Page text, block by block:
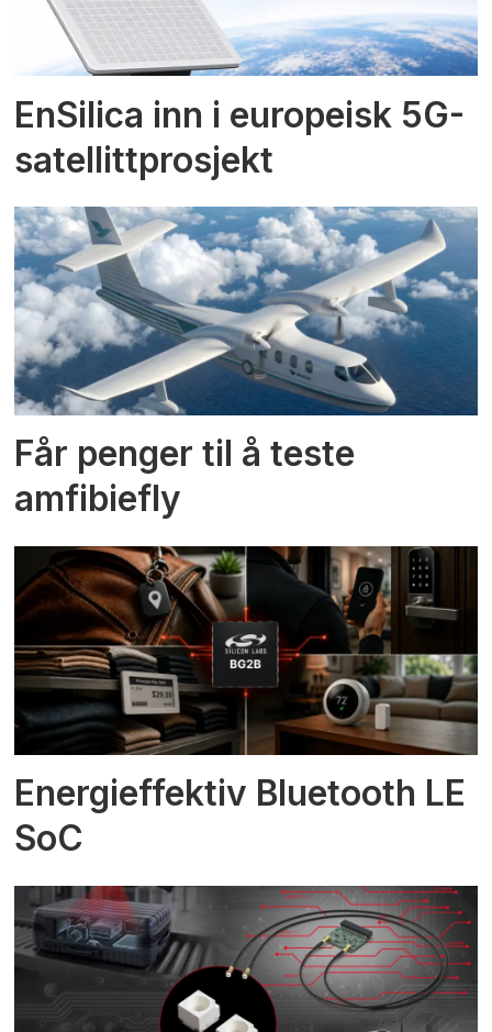
EnSilica inn i europeisk 5G-
satellittprosjekt
Får penger til å teste
amfibiefly
Energieffektiv Bluetooth LE
SoC